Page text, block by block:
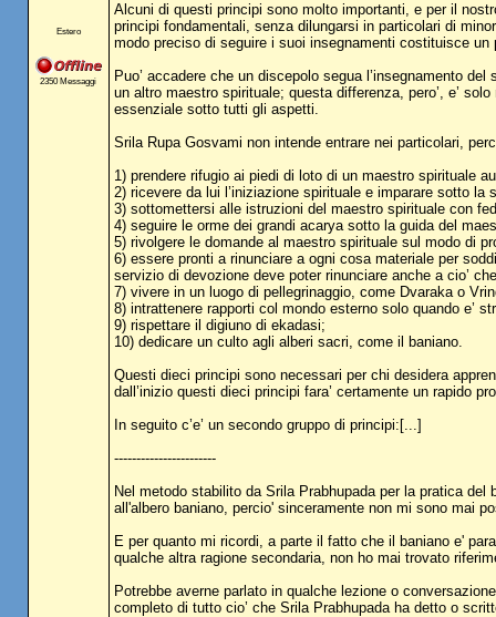
Estero
2350 Messaggi
Alcuni di questi principi sono molto importanti, e per il
principi fondamentali, senza dilungarsi in particolari di
modo preciso di seguire i suoi insegnamenti costituisce un
Puo’ accadere che un discepolo segua l’insegnamento
un altro maestro spirituale; questa differenza, pero’, e’
essenziale sotto tutti gli aspetti.
Srila Rupa Gosvami non intende entrare nei particolari,
1) prendere rifugio ai piedi di loto di un maestro spirituale
2) ricevere da lui l’iniziazione spirituale e imparare sotto
3) sottomettersi alle istruzioni del maestro spirituale con
4) seguire le orme dei grandi acarya sotto la guida del
5) rivolgere le domande al maestro spirituale sul modo di
6) essere pronti a rinunciare a ogni cosa materiale per
servizio di devozione deve poter rinunciare anche a cio’
7) vivere in un luogo di pellegrinaggio, come Dvaraka o
8) intrattenere rapporti col mondo esterno solo quando e’
9) rispettare il digiuno di ekadasi;
10) dedicare un culto agli alberi sacri, come il baniano.
Questi dieci principi sono necessari per chi desidera
dall’inizio questi dieci principi fara’ certamente un rapido
In seguito c’e’ un secondo gruppo di principi:[...]
-----------------------
Nel metodo stabilito da Srila Prabhupada per la pratica
all'albero baniano, percio' sinceramente non mi sono mai
E per quanto mi ricordi, a parte il fatto che il baniano e'
qualche altra ragione secondaria, non ho mai trovato
Potrebbe averne parlato in qualche lezione o
completo di tutto cio’ che Srila Prabhupada ha detto o